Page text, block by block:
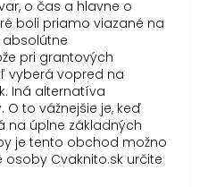
o čas a hlavne o
boli priamo viazané na
pri grantových
vyberá vopred na
Iná alternatíva
to vážnejšie je, keď
na úplne základných
je tento obchod možno
osoby Cvaknito.sk určite